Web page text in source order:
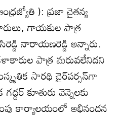
): ప్రజా చైతన్య
గాయకుల పాత్ర
నారాయణరెడ్డి అన్నారు.
పాత్ర మరువలేనిదని
సారథి చైర్‌పర్సన్‌గా
కూతురు వెన్నెలకు
కార్యాలయంలో అభినందన